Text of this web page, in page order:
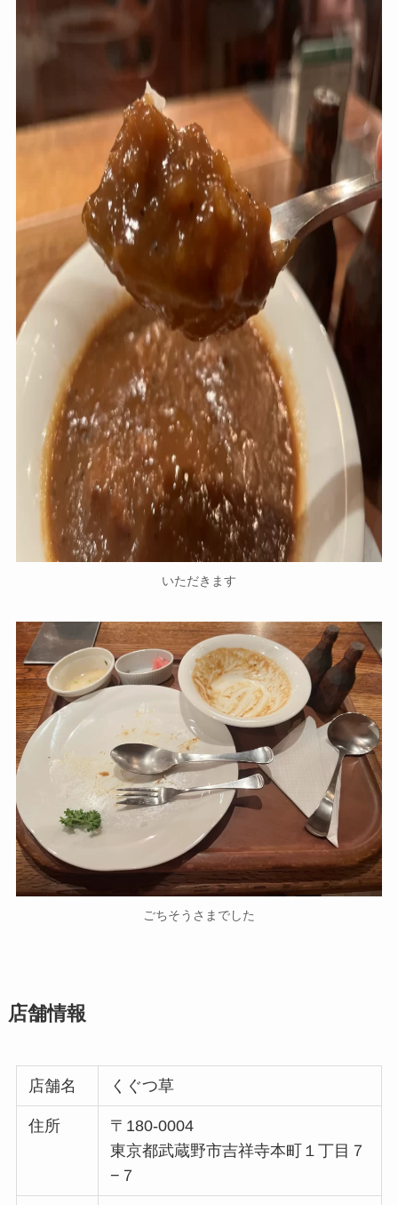
いただきます
ごちそうさまでした
店舗情報
店舗名 くぐつ草
住所
〒180-0004
東京都武蔵野市吉祥寺本町１丁目７
−７